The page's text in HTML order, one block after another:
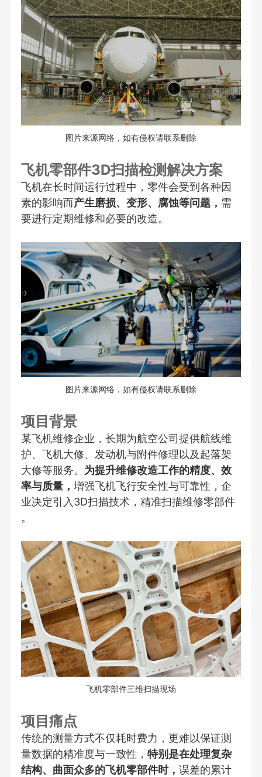
图片来源网络，如有侵权请联系删除
飞机零部件3D扫描检测解决方案
飞机在长时间运行过程中，零件会受到各种因
素的影响而产生磨损、变形、腐蚀等问题， 需
要进行定期维修和必要的改造。
图片来源网络，如有侵权请联系删除
项目背景
某飞机维修企业，长期为航空公司提供航线维
护、飞机大修、发动机与附件修理以及起落架
大修等服务。 为提升维修改造工作的精度、效
率与质量，增强飞机飞行安全性与可靠性，企
业决定引入3D扫描技术，精准扫描维修零部件
。
飞机零部件三维扫描现场
项目痛点
传统的测量方式不仅耗时费力，更难以保证测
量数据的精准度与一致性，特别是在处理复杂
结构、曲面众多的飞机零部件时，误差的累计